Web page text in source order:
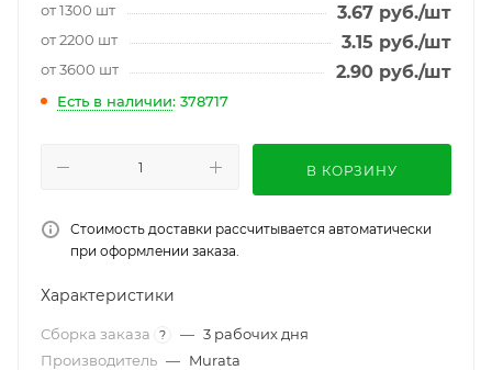
от 1300 шт 3.67 руб./шт
от 2200 шт 3.15 руб./шт
от 3600 шт 2.90 руб./шт
Есть в наличии: 378717
В КОРЗИНУ
Стоимость доставки рассчитывается автоматически
при оформлении заказа.
Характеристики
Сборка заказа ? — 3 рабочих дня
Производитель — Murata